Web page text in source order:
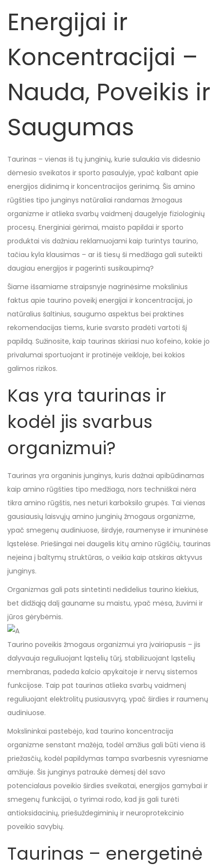
Energijai ir
Koncentracijai –
Nauda, Poveikis ir
Saugumas
Taurinas – vienas iš tų junginių, kurie sulaukia vis didesnio
dėmesio sveikatos ir sporto pasaulyje, ypač kalbant apie
energijos didinimą ir koncentracijos gerinimą. Šis amino
rūgšties tipo junginys natūraliai randamas žmogaus
organizme ir atlieka svarbų vaidmenį daugelyje fiziologinių
procesų. Energiniai gėrimai, maisto papildai ir sporto
produktai vis dažniau reklamuojami kaip turintys taurino,
tačiau kyla klausimas – ar iš tiesų ši medžiaga gali suteikti
daugiau energijos ir pagerinti susikaupimą?
Šiame išsamiame straipsnyje nagrinėsime mokslinius
faktus apie taurino poveikį energijai ir koncentracijai, jo
natūralius šaltinius, saugumo aspektus bei praktines
rekomendacijas tiems, kurie svarsto pradėti vartoti šį
papildą. Sužinosite, kaip taurinas skiriasi nuo kofeino, kokie jo
privalumai sportuojant ir protinėje veikloje, bei kokios
galimos rizikos.
Kas yra taurinas ir
kodėl jis svarbus
organizmui?
Taurinas yra organinis junginys, kuris dažnai apibūdinamas
kaip amino rūgšties tipo medžiaga, nors techniškai nėra
tikra amino rūgštis, nes neturi karboksilo grupės. Tai vienas
gausiausių laisvųjų amino junginių žmogaus organizme,
ypač smegenų audiniuose, širdyje, raumenyse ir imuninėse
ląstelėse. Priešingai nei daugelis kitų amino rūgščių, taurinas
neįeina į baltymų struktūras, o veikia kaip atskiras aktyvus
junginys.
Organizmas gali pats sintetinti nedidelius taurino kiekius,
bet didžiąją dalį gauname su maistu, ypač mėsa, žuvimi ir
jūros gėrybėmis.
Taurino poveikis žmogaus organizmui yra įvairiapusis – jis
dalyvauja reguliuojant ląstelių tūrį, stabilizuojant ląstelių
membranas, padeda kalcio apykaitoje ir nervų sistemos
funkcijose. Taip pat taurinas atlieka svarbų vaidmenį
reguliuojant elektrolitų pusiausvyrą, ypač širdies ir raumenų
audiniuose.
Mokslininkai pastebėjo, kad taurino koncentracija
organizme senstant mažėja, todėl amžius gali būti viena iš
priežasčių, kodėl papildymas tampa svarbesnis vyresniame
amžiuje. Šis junginys patraukė dėmesį dėl savo
potencialaus poveikio širdies sveikatai, energijos gamybai ir
smegenų funkcijai, o tyrimai rodo, kad jis gali turėti
antioksidacinių, priešuždegiminių ir neuroprotekcinio
poveikio savybių.
Taurinas – energetinė